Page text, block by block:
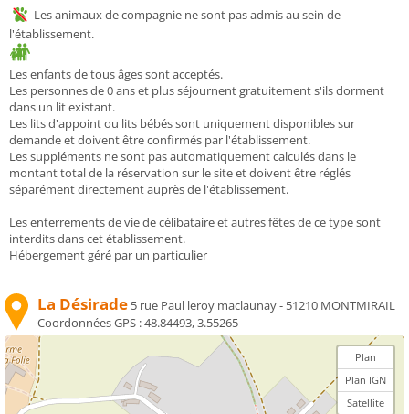
Les animaux de compagnie ne sont pas admis au sein de
l'établissement.
Les enfants de tous âges sont acceptés.
Les personnes de 0 ans et plus séjournent gratuitement s'ils dorment
dans un lit existant.
Les lits d'appoint ou lits bébés sont uniquement disponibles sur
demande et doivent être confirmés par l'établissement.
Les suppléments ne sont pas automatiquement calculés dans le
montant total de la réservation sur le site et doivent être réglés
séparément directement auprès de l'établissement.
Les enterrements de vie de célibataire et autres fêtes de ce type sont
interdits dans cet établissement.
Hébergement géré par un particulier
La Désirade 5 rue Paul leroy maclaunay - 51210 MONTMIRAIL
Coordonnées GPS :48.84493, 3.55265
Plan
Plan IGN
Satellite